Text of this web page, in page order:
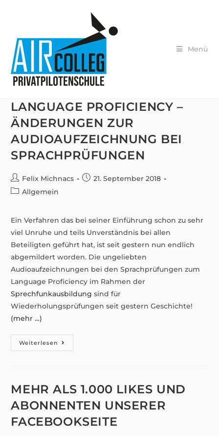
Menü
LANGUAGE PROFICIENCY –
ÄNDERUNGEN ZUR
AUDIOAUFZEICHNUNG BEI
SPRACHPRÜFUNGEN
Beitrags-
Autor:
Felix Michnacs
Beitrag
21. September 2018
Beitrags-
Allgemein
Ein Verfahren das bei seiner Einführung schon zu sehr
viel Unruhe und teils Unverständnis bei allen
Beteiligten geführt hat, ist seit gestern nun endlich
abgemildert worden. Die ungeliebten
Audioaufzeichnungen bei den Sprachprüfungen zum
Language Proficiency im Rahmen der
Sprechfunkausbildung sind für
Wiederholungsprüfungen seit gestern Geschichte!
(mehr …)
Weiterlesen Language
Proficiency
Bei
Sprachprüfungen
MEHR ALS 1.000 LIKES UND
ABONNENTEN UNSERER
FACEBOOKSEITE